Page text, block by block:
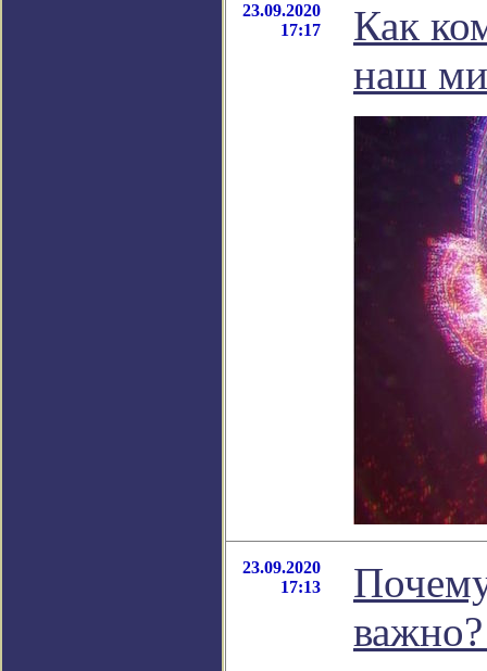
23.09.2020
17:17
Как
наш
23.09.2020
17:13